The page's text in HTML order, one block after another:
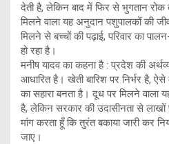
देती है, लेकिन बाद में फिर से भुगतान रोक
मिलने वाला यह अनुदान पशुपालकों की
मिलने से बच्चों की पढ़ाई, परिवार का
हो रहा है।
मनीष यादव का कहना है : प्रदेश की
आधारित है। खेती बारिश पर निर्भर है,
का सहारा बनता है। दूध पर मिलने
है, लेकिन सरकार की उदासीनता से लाखों
मांग करता हूँ कि तुरंत बकाया जारी कर
जाए।